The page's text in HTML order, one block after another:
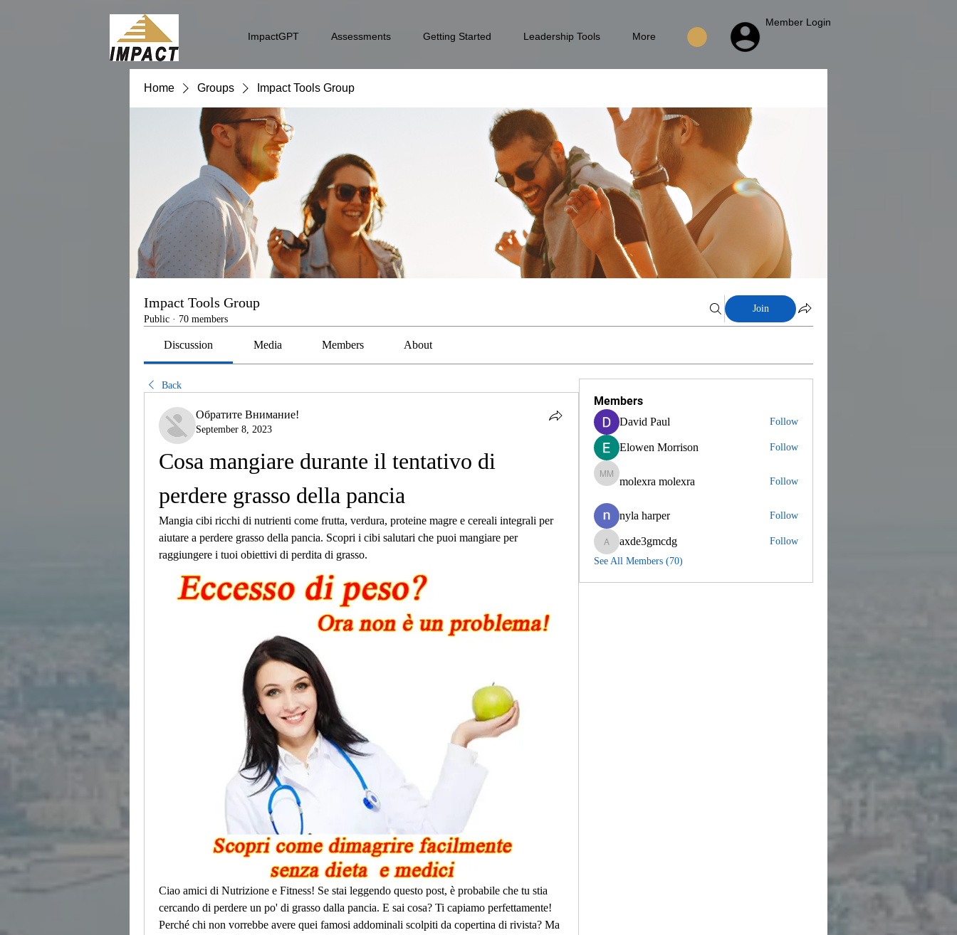
ImpactGPT Assessments Getting Started Leadership Tools More
Member Login
Home Groups Impact Tools Group
Impact Tools Group
Public · 70 members
Join
Discussion Media Members About
Back
Обратите Внимание!
September 8, 2023
Cosa mangiare durante il tentativo di
perdere grasso della pancia
Mangia cibi ricchi di nutrienti come frutta, verdura, proteine magre e cereali integrali per
aiutare a perdere grasso della pancia. Scopri i cibi salutari che puoi mangiare per
raggiungere i tuoi obiettivi di perdita di grasso.
Ciao amici di Nutrizione e Fitness! Se stai leggendo questo post, è probabile che tu stia
cercando di perdere un po' di grasso dalla pancia. E sai cosa? Ti capiamo perfettamente!
Perché chi non vorrebbe avere quei famosi addominali scolpiti da copertina di rivista? Ma
Members
David Paul Follow
Elowen Morrison Follow
molexra molexra
molexra molexra Follow
nyla harper Follow
axde3gmcdg
axde3gmcdg
Follow
See All Members (70)